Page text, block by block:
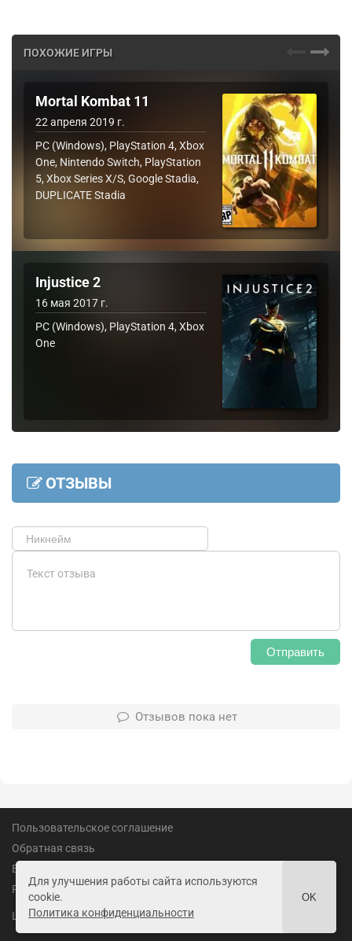
ПОХОЖИЕ ИГРЫ
Mortal Kombat 11
22 апреля 2019 г.
PC (Windows), PlayStation 4, Xbox
One, Nintendo Switch, PlayStation
5, Xbox Series X/S, Google Stadia,
DUPLICATE Stadia
Injustice 2
16 мая 2017 г.
PC (Windows), PlayStation 4, Xbox
One
ОТЗЫВЫ
Отправить
Отзывов пока нет
Для улучшения работы сайта используются
cookie.
Политика конфиденциальности
OK
Пользовательское соглашение
Обратная связь
Вакансии
Реклама
LandofGames.ru©2026 18+